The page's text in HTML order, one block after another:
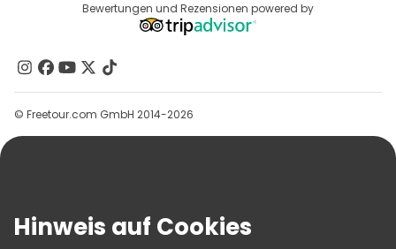
Affiliate-Programm
Reiseziele
Kontakt
Gruppen
Hilfe
AGB Und Rechtliches
Bewertungen und Rezensionen powered by
© Freetour.com GmbH 2014-2026
Hinweis auf Cookies